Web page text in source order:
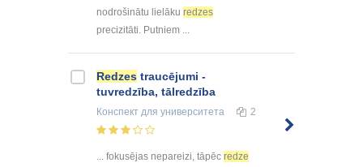
nodrošinātu lielāku redzes
precizitāti. Putniem ...
Redzes traucējumi -
tuvredzība, tālredzība
Конспект для университета 2
... fokusējas nepareizi, tāpēc redze